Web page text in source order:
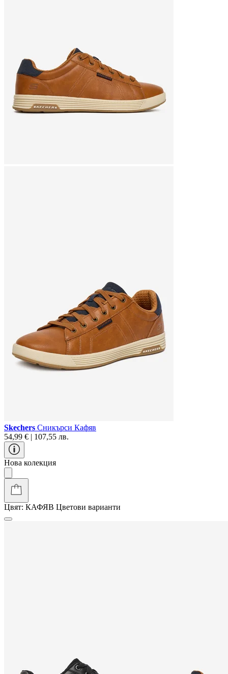
Skechers Сникърси Кафяв
54,99 € | 107,55 лв.
Нова колекция
Цвят: КАФЯВ Цветови варианти